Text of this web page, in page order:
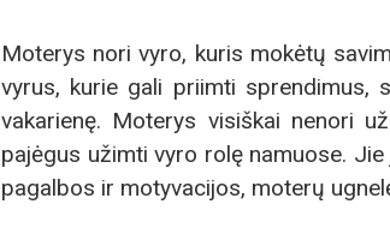
Moterys nori vyro, kuris mokėtų
vyrus, kurie gali priimti sprendimus,
vakarienę. Moterys visiškai nenori
pajėgus užimti vyro rolę namuose.
pagalbos ir motyvacijos, moterų